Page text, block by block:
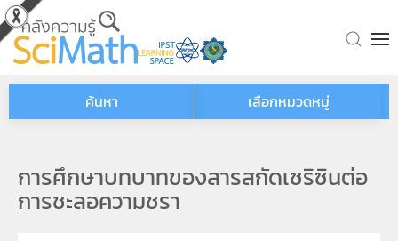
Skip to main content
ค้นหา เลือกหมวดหมู่
การศึกษาบทบาทของสารสกัดเซริซินต่อ
การชะลอความชรา